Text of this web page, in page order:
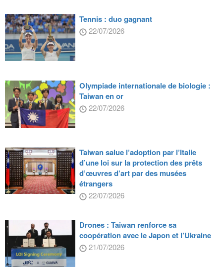
Tennis : duo gagnant
22/07/2026
Olympiade internationale de biologie :
Taiwan en or
22/07/2026
Taiwan salue l’adoption par l’Italie
d’une loi sur la protection des prêts
d’œuvres d’art par des musées
étrangers
22/07/2026
Drones : Taiwan renforce sa
coopération avec le Japon et l’Ukraine
21/07/2026